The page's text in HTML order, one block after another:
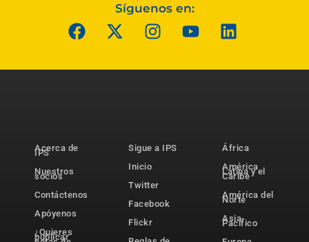
Síguenos en:
Acerca de
IPS
Nuestros
socios
Contáctenos
Apóyenos
¿Quieres
publicar
Sigue a IPS
Inicio
Twitter
Facebook
Flickr
África
América
Latina y el
Caribe
América del
Norte
Asia-
Pacífico